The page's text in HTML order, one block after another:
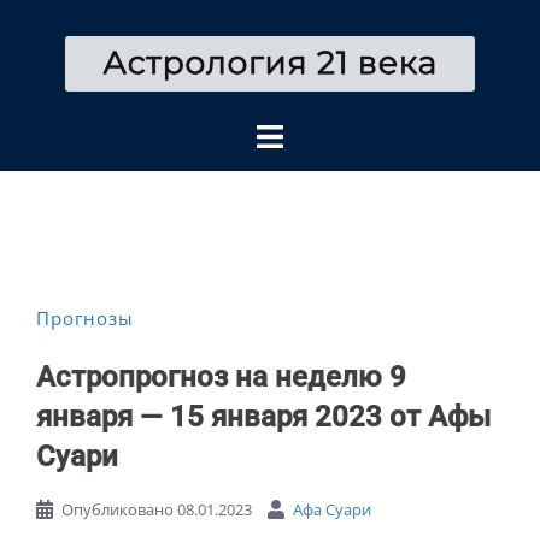
содержимому
Прогнозы
Астропрогноз на неделю 9
января — 15 января 2023 от Афы
Суари
Опубликовано 08.01.2023 Афа Суари